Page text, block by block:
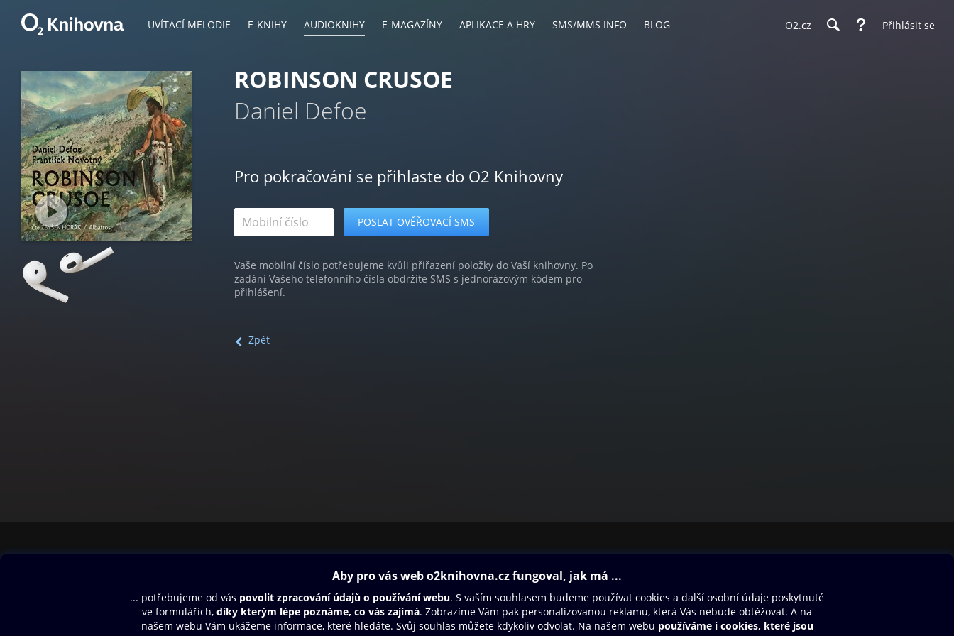
UVÍTACÍ MELODIE E-KNIHY AUDIOKNIHY E-MAGAZÍNY APLIKACE A HRY SMS/MMS INFO BLOG O2.cz Přihlásit se
ROBINSON CRUSOE
Daniel Defoe
Pro pokračování se přihlaste do O2 Knihovny
Vaše mobilní číslo potřebujeme kvůli přiřazení položky do Vaší knihovny. Po
zadání Vašeho telefonního čísla obdržíte SMS s jednorázovým kódem pro
přihlášení.
Zpět
Aplikace a hry
SMS/MMS Info
Blog
Dárkový poukaz
Nápověda
Oneplay Originály
Sport